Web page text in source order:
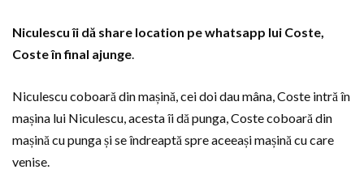
Niculescu îi dă share location pe whatsapp lui Coste,
Coste în final ajunge.
Niculescu coboară din mașină, cei doi dau mâna, Coste intră în
mașina lui Niculescu, acesta îi dă punga, Coste coboară din
mașină cu punga și se îndreaptă spre aceeași mașină cu care
venise.